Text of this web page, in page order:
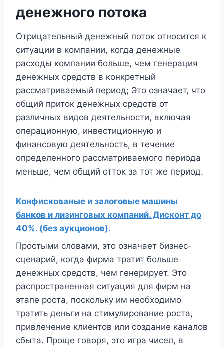
денежного потока
Отрицательный денежный поток относится к
ситуации в компании, когда денежные
расходы компании больше, чем генерация
денежных средств в конкретный
рассматриваемый период; Это означает, что
общий приток денежных средств от
различных видов деятельности, включая
операционную, инвестиционную и
финансовую деятельность, в течение
определенного рассматриваемого периода
меньше, чем общий отток за тот же период.
Конфискованые и залоговые машины
банков и лизинговых компаний. Дисконт до
40%. (без аукционов).
Простыми словами, это означает бизнес-
сценарий, когда фирма тратит больше
денежных средств, чем генерирует. Это
распространенная ситуация для фирм на
этапе роста, поскольку им необходимо
тратить деньги на стимулирование роста,
привлечение клиентов или создание каналов
сбыта. Проще говоря, это игра чисел, в